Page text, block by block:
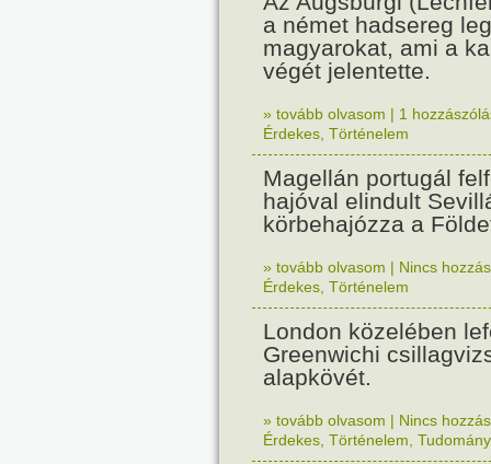
a német hadsereg
magyarokat, ami a
végét jelentette.
» tovább olvasom | 1
Érdekes Történelem
Magellán portugál
hajóval elindult
körbehajózza a
» tovább olvasom | Nincs
Érdekes Történelem
London közelében
Greenwichi
alapkövét.
» tovább olvasom | Nincs
Érdekes Történelem Tudomány